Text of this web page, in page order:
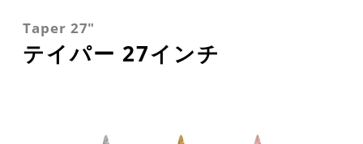
Taper 27"
テイパー 27インチ